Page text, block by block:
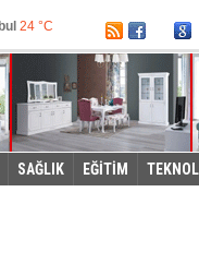
SAĞLIK EĞİTİM